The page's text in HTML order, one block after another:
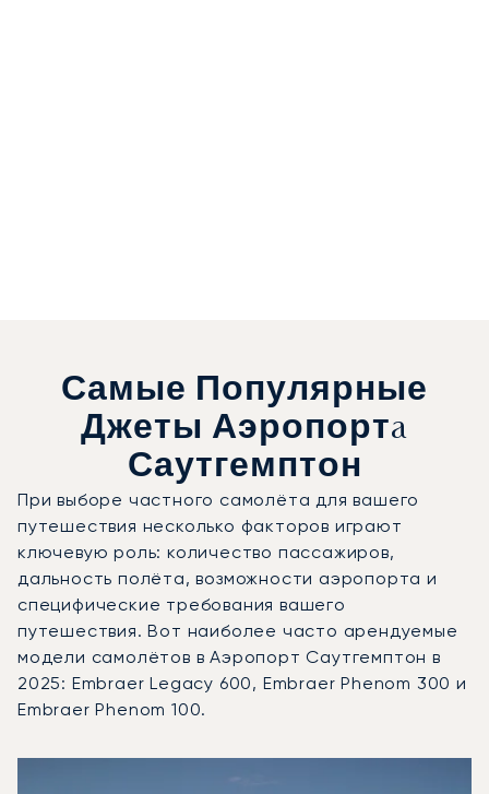
Самые Популярные
Джеты Аэропортa
Саутгемптон
При выборе частного самолёта для вашего
путешествия несколько факторов играют
ключевую роль: количество пассажиров,
дальность полёта, возможности аэропорта и
специфические требования вашего
путешествия. Вот наиболее часто арендуемые
модели самолётов в Аэропорт Саутгемптон в
2025: Embraer Legacy 600, Embraer Phenom 300 и
Embraer Phenom 100.